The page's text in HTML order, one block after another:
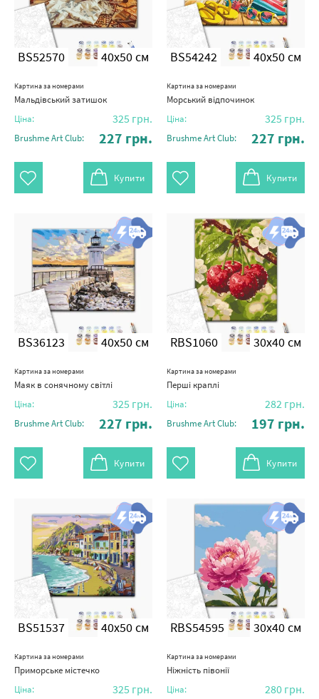
BS52570 40x50 см
Картина за номерами
Мальдівський затишок
Ціна: 325 грн.
Brushme Art Club: 227 грн.
Купити
BS54242 40x50 см
Картина за номерами
Морський відпочинок
Ціна: 325 грн.
Brushme Art Club: 227 грн.
Купити
BS36123 40x50 см
Картина за номерами
Маяк в сонячному світлі
Ціна: 325 грн.
Brushme Art Club: 227 грн.
Купити
RBS1060 30x40 см
Картина за номерами
Перші краплі
Ціна: 282 грн.
Brushme Art Club: 197 грн.
Купити
BS51537 40x50 см
Картина за номерами
Приморське містечко
Ціна: 325 грн.
RBS54595 30x40 см
Картина за номерами
Ніжність півонії
Ціна: 280 грн.